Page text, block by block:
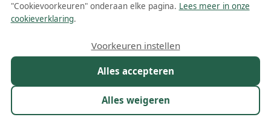
Meer lezen
Model Kleur
33 resultaten:
"Cookievoorkeuren" onderaan elke pagina. Lees meer in onze
cookieverklaring.
Alles accepteren
Alles weigeren
Voorkeuren instellen